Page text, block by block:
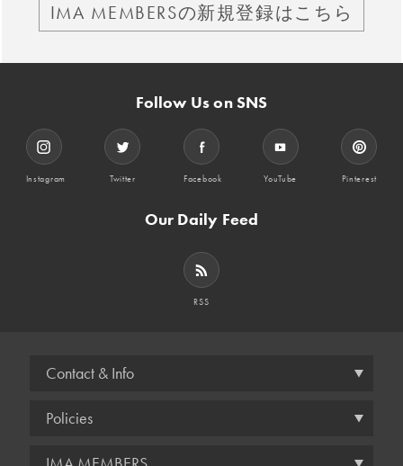
IMA MEMBERSの新規登録はこちら
Follow Us on SNS
Instagram Twitter Facebook YouTube Pinterest
Our Daily Feed
RSS
Contact & Info
Policies